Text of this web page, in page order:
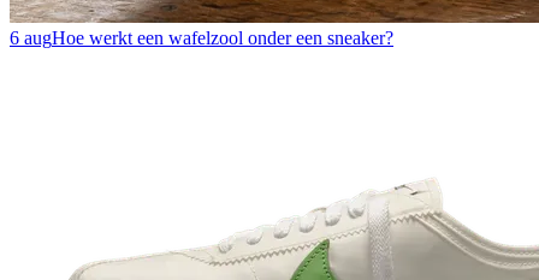
6 augHoe werkt een wafelzool onder een sneaker?